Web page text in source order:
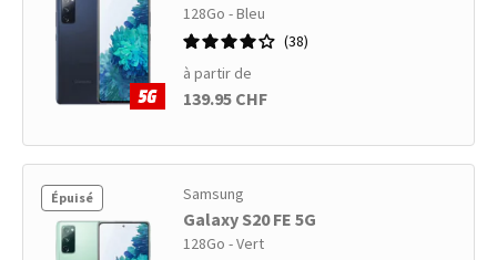
128Go - Bleu
38
à partir de
139.95 CHF
Épuisé Samsung
Galaxy S20 FE 5G
128Go - Vert